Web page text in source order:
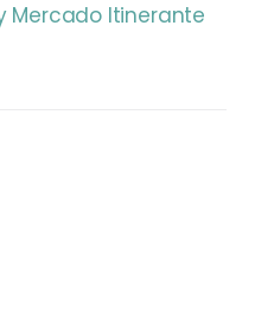
Mercado Itinerante